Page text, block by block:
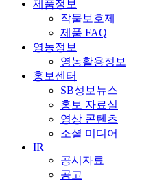
제품정보
작물보호제
제품 FAQ
영농정보
영농활용정보
홍보센터
SB성보뉴스
홍보 자료실
영상 콘텐츠
소셜 미디어
IR
공시자료
공고